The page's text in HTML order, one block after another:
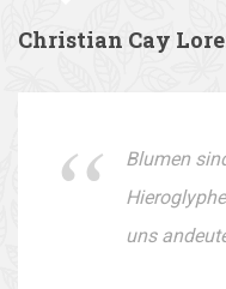
Christian Cay
Blumen
uns